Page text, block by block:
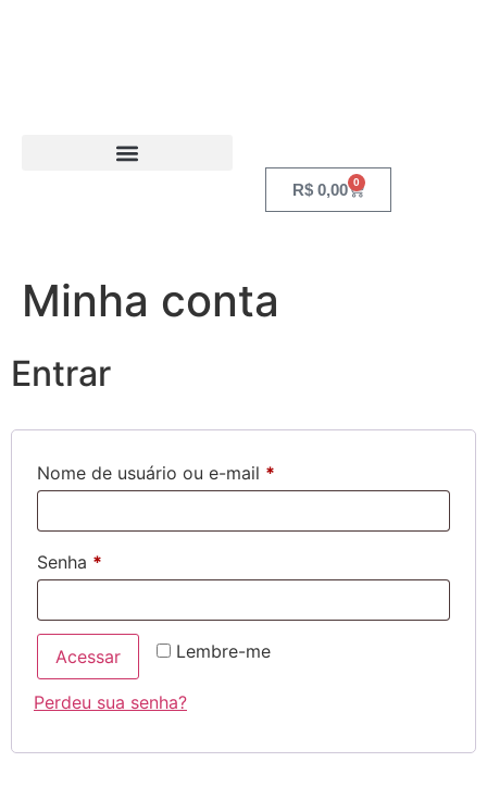
R$ 0,00 0
Minha conta
Entrar
Nome de usuário ou e-mail *
Senha *
Lembre-me
Acessar
Perdeu sua senha?